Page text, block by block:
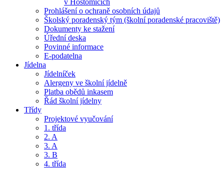
v Hostomicích
Prohlášení o ochraně osobních údajů
Školský poradenský tým (školní poradenské pracoviště)
Dokumenty ke stažení
Úřední deska
Povinné informace
E-podatelna
Jídelna
Jídelníček
Alergeny ve školní jídelně
Platba obědů inkasem
Řád školní jídelny
Třídy
Projektové vyučování
1. třída
2. A
3. A
3. B
4. třída